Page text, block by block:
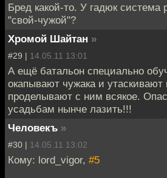
Бред какой-то. У гадюк система
"свой-чужой"?
Хромой Шайтан »
#29 | 14.05.11 13:01
А ещё батальон специально
окапывают чужака и
проделывают с ним всякое.
усадьбам нынче лазить!!!
Человекъ »
#30 | 14.05.11 13:02
Кому: lord_vigor, #5